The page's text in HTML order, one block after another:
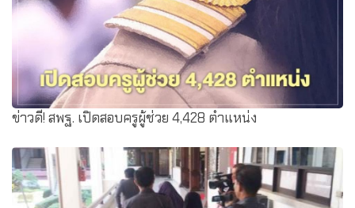
ข่าวดี! สพฐ. เปิดสอบครูผู้ช่วย 4,428 ตำแหน่ง